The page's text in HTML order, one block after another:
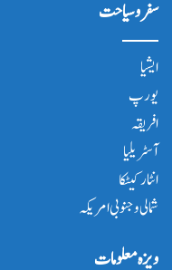
سفر و سیاحت
ایشیا
یورپ
افریقہ
آسٹریلیا
انٹار کیٹکا
شمالی و جنوبی امریکہ
ویزہ معلومات